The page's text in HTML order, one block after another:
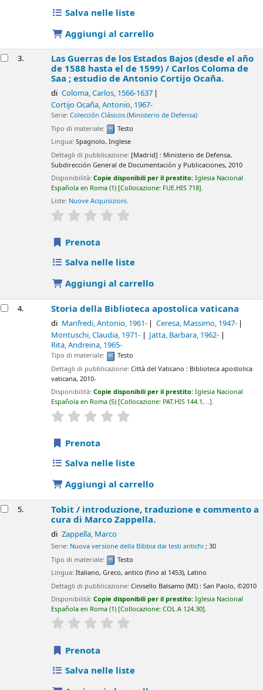
Salva nelle liste
Aggiungi al carrello
3. Las Guerras de los Estados Bajos (desde el año
de 1588 hasta el de 1599) / Carlos Coloma de
Saa ; estudio de Antonio Cortijo Ocaña.
di Coloma, Carlos, 1566-1637
Cortijo Ocaña, Antonio, 1967-
Serie:Colección Clásicos (Ministerio de Defensa)
Tipo di materiale:
Testo
Lingua:Spagnolo,Inglese
Dettagli di pubblicazione:[Madrid] : Ministerio de Defensa,
Subdirección General de Documentación y Publicaciones, 2010
Disponibilità:Copie disponibili per il prestito:Iglesia Nacional
Española en Roma (1) Collocazione: FUE.HIS 718 .
Liste: Nuove Acquisizioni.
star rating
Prenota
Salva nelle liste
Aggiungi al carrello
4. Storia della Biblioteca apostolica vaticana
di Manfredi, Antonio, 1961- Ceresa, Massimo, 1947-
Montuschi, Claudia, 1971- Jatta, Barbara, 1962-
Rita, Andreina, 1965-
Tipo di materiale:
Testo
Dettagli di pubblicazione:Città del Vaticano : Biblioteca apostolica
vaticana, 2010-
Disponibilità:Copie disponibili per il prestito:Iglesia Nacional
Española en Roma (5) Collocazione: PAT.HIS 144.1, .. .
star rating
Prenota
Salva nelle liste
Aggiungi al carrello
5. Tobit / introduzione, traduzione e commento a
cura di Marco Zappella.
di Zappella, Marco
Serie: Nuova versione della Bibbia dai testi antichi ; 30
Tipo di materiale:
Testo
Lingua:Italiano,Greco, antico (fino al 1453), Latino
Dettagli di pubblicazione:Cinisello Balsamo (MI) : San Paolo, ©2010
Disponibilità:Copie disponibili per il prestito:Iglesia Nacional
Española en Roma (1) Collocazione:COL.A 124.30 .
star rating
Prenota
Salva nelle liste